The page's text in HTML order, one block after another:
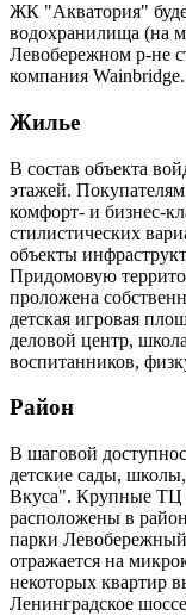
ЖК "Акватория"
водохранилища (на
Левобережном р-не
компания Wainbridge.
Жилье
В состав объекта
этажей.
комфорт- и бизнес-
стилистических
объекты
Придомовую
проложена
детская игровая
деловой центр,
воспитанников,
Район
В шаговой
детские сады,
Вкуса". Крупные
расположены в
парки
отражается на
некоторых квартир
Ленинградское